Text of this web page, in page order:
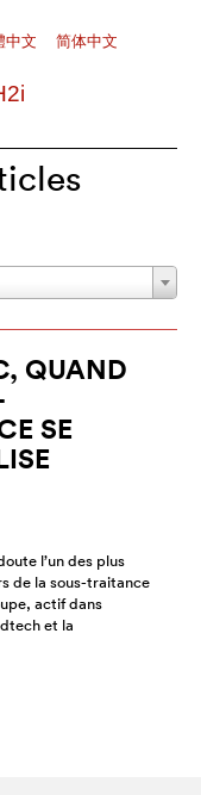
中文 简体中文
QUAND
SE
l’un des plus
de la sous-traitance
actif dans
et la